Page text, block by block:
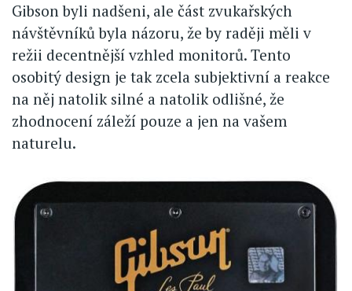
Gibson byli nadšeni, ale část zvukařských
návštěvníků byla názoru, že by raději měli v
režii decentnější vzhled monitorů. Tento
osobitý design je tak zcela subjektivní a reakce
na něj natolik silné a natolik odlišné, že
zhodnocení záleží pouze a jen na vašem
naturelu.